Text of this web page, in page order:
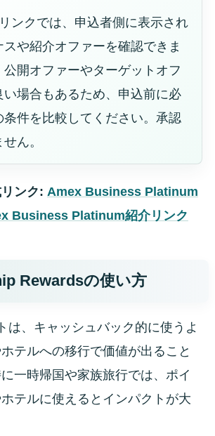
ンクでは、申込者側に表示され
スや紹介オファーを確認できま
開オファーやターゲットオフ
い場合もあるため、申込前に必
条件を比較してください。承認
ん。
ンク: Amex Business Platinum
Business Platinum紹介リンク
Rewardsの使い方
は、キャッシュバック的に使うよ
テルへの移行で価値が出ること
一時帰国や家族旅行では、ポイ
テルに使えるとインパクトが大